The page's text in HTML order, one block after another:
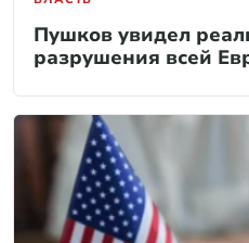
Пушков увидел
разрушения всей